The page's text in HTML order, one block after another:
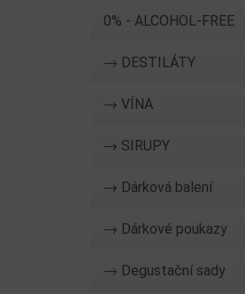
0% - ALCOHOL-FREE
→ DESTILÁTY
→ VÍNA
→ SIRUPY
→ Dárková balení
→ Dárkové poukazy
→ Degustační sady